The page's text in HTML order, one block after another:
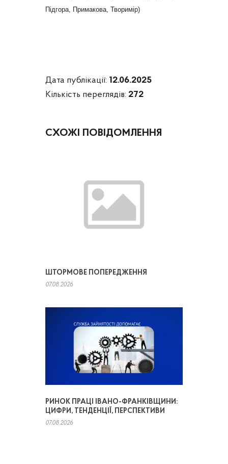
Підгора, Примакова, Творимір)
Дата публікації: 12.06.2025
Кількість переглядів: 272
СХОЖІ ПОВІДОМЛЕННЯ
ШТОРМОВЕ ПОПЕРЕДЖЕННЯ
07.08.2026
РИНОК ПРАЦІ ІВАНО-ФРАНКІВЩИНИ:
ЦИФРИ, ТЕНДЕНЦІЇ, ПЕРСПЕКТИВИ
07.08.2026